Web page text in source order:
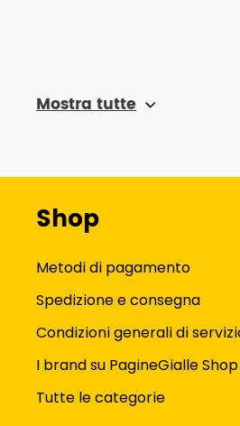
Mostra tutte
Shop
Metodi di pagamento
Spedizione e consegna
Condizioni generali di
I brand su PagineGialle Shop
Tutte le categorie